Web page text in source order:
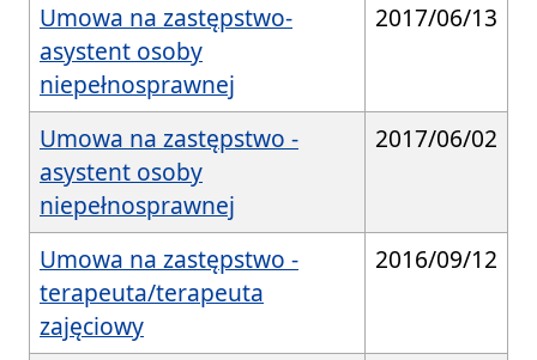
Umowa na zastępstwo-
asystent osoby
niepełnosprawnej
2017/06/13
Umowa na zastępstwo -
asystent osoby
niepełnosprawnej
2017/06/02
Umowa na zastępstwo -
terapeuta/terapeuta
zajęciowy
2016/09/12